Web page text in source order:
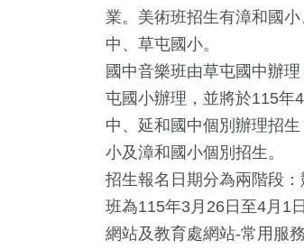
業。美術班招生有漳和國
中、草屯國小。
國中音樂班由草屯國中辦
屯國小辦理，並將於115年
中、延和國中個別辦理招
小及漳和國小個別招生。
招生報名日期分為兩階段
班為115年3月26日至4月1
網站及教育處網站-常用服